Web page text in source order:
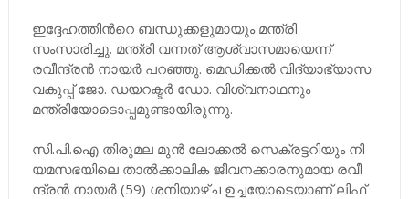
ഇദ്ദേഹത്തിന്‍റെ ബന്ധുക്കളുമായും മന്ത്രി
സംസാരിച്ചു. മന്ത്രി വന്നത് ആശ്വാസമായെന്ന്
രവീന്ദ്രൻ നായർ പറഞ്ഞു. മെഡിക്കല്‍ വിദ്യാഭ്യാസ
വകുപ്പ് ജോ. ഡയറക്ടര്‍ ഡോ. വിശ്വനാഥനും
മന്ത്രിയോടൊപ്പമുണ്ടായിരുന്നു.
സി.​പി.​ഐ തി​രു​മ​ല മു​ൻ ലോ​ക്ക​ൽ സെ​ക്ര​ട്ട​റി​യും നി​
യ​മ​സ​ഭ​യി​ലെ താ​ൽ​ക്കാ​ലി​ക ജീ​വ​ന​ക്കാ​ര​നു​മാ​യ ര​വീ​
ന്ദ്ര​ൻ നാ​യ​ർ (59) ശ​നി​യാ​ഴ്ച ഉ​ച്ച​യോ​ടെയാണ് ലി​ഫ്​​